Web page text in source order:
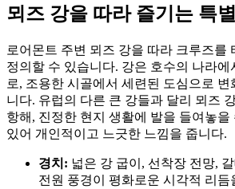
뫼즈 강을 따라 즐기는 특
로어몬트 주변 뫼즈 강을 따라 크루즈를
정의할 수 있습니다. 강은 호수의 나라에
로, 조용한 시골에서 세련된 도심으로
니다. 유럽의 다른 큰 강들과 달리 뫼즈
항해, 진정한 현지 생활에 발을 들여놓을
있어 개인적이고 느긋한 느낌을 줍니다.
경치: 넓은 강 굽이, 선착장 전망,
전원 풍경이 평화로운 시각적 리듬